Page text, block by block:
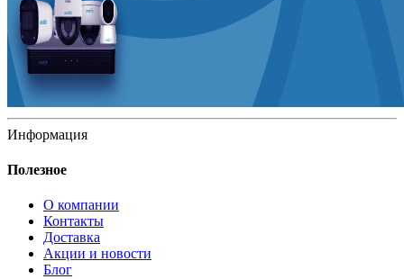
Информация
Полезное
О компании
Контакты
Доставка
Акции и новости
Блог